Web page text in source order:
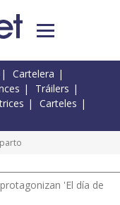
Cartelera
Tráilers
Carteles
'El día de